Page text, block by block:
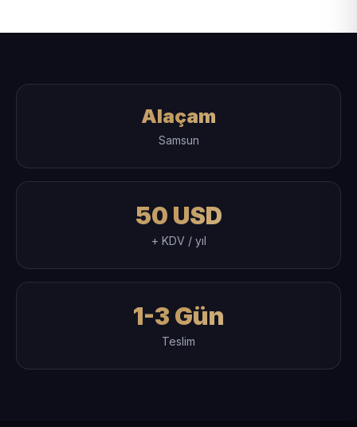
Alaçam
Samsun
50 USD
+ KDV / yıl
1-3 Gün
Teslim